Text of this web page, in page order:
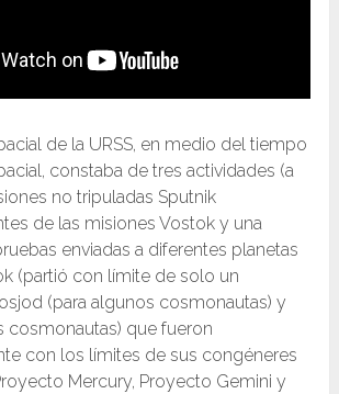
de la URSS, en medio del tiempo
constaba de tres actividades (a
no tripuladas Sputnik
de las misiones Vostok y una
enviadas a diferentes planetas
(partió con límite de solo un
(para algunos cosmonautas) y
cosmonautas) que fueron
con los límites de sus congéneres
Mercury, Proyecto Gemini y